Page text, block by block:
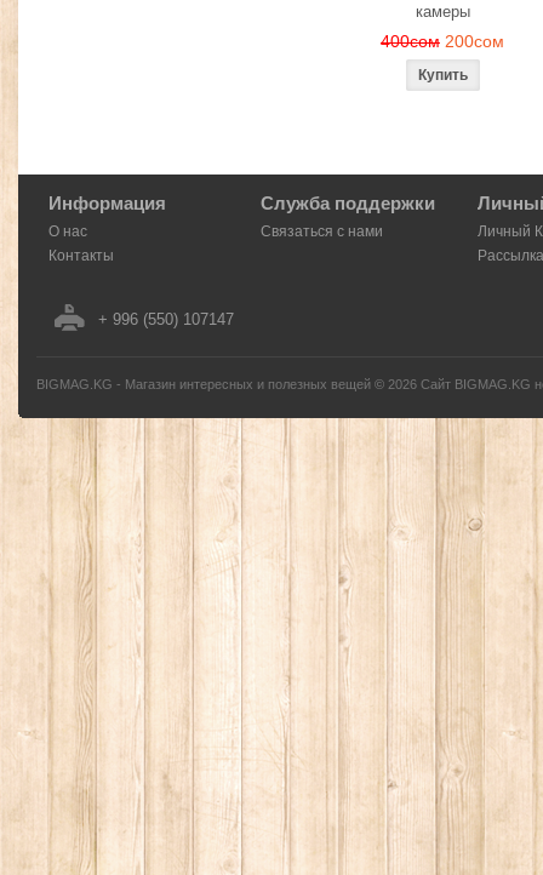
камеры
400сом 200сом
Информация
О нас
Контакты
Служба поддержки
Связаться с нами
Личный
Рассылка
+ 996 (550) 107147
BIGMAG.KG - Магазин интересных и полезных вещей © 2026 Сайт BIGMAG.KG
без письменного разрешения автора - запрещено, и будет преследоваться по